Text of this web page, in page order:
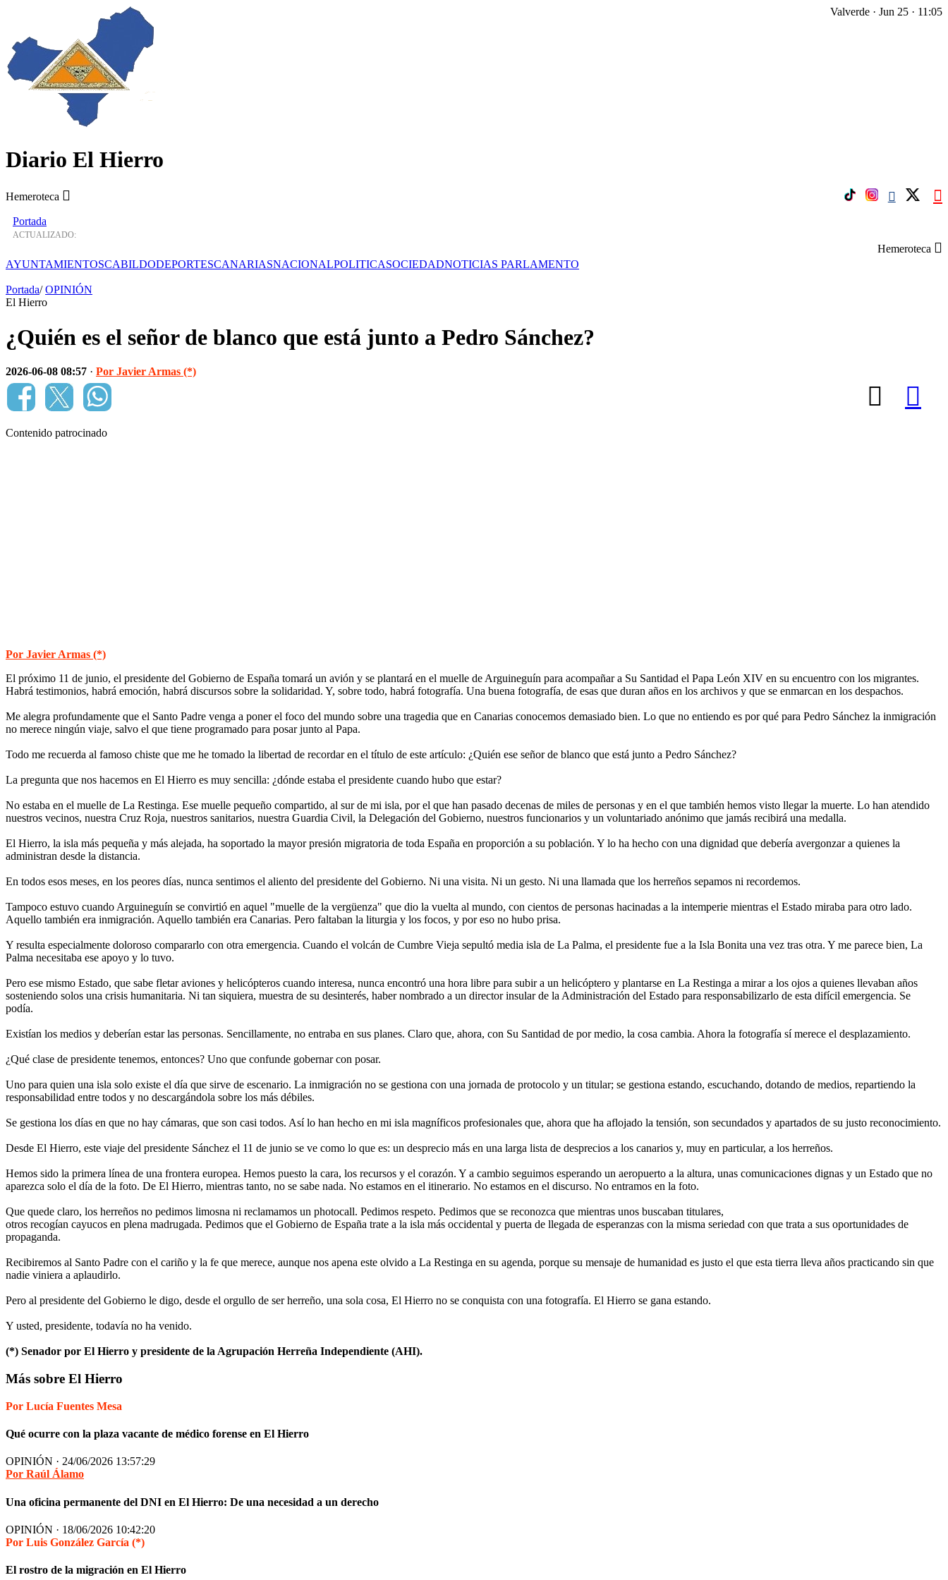
Diario El Hierro
Hemeroteca
Valverde · Jun 25 · 11:05
Portada
ACTUALIZADO:
Hemeroteca
AYUNTAMIENTOSCABILDODEPORTESCANARIASNACIONALPOLITICASOCIEDADNOTICIAS PARLAMENTO
Portada/ OPINIÓN
El Hierro
¿Quién es el señor de blanco que está junto a Pedro Sánchez?
2026-06-08 08:57 · Por Javier Armas (*)
Contenido patrocinado
Por Javier Armas (*)
El próximo 11 de junio, el presidente del Gobierno de España tomará un avión y se plantará en el muelle de Arguineguín para acompañar a Su Santidad el Papa León XIV en su encuentro con los migrantes.
Habrá testimonios, habrá emoción, habrá discursos sobre la solidaridad. Y, sobre todo, habrá fotografía. Una buena fotografía, de esas que duran años en los archivos y que se enmarcan en los despachos.
Me alegra profundamente que el Santo Padre venga a poner el foco del mundo sobre una tragedia que en Canarias conocemos demasiado bien. Lo que no entiendo es por qué para Pedro Sánchez la inmigración
no merece ningún viaje, salvo el que tiene programado para posar junto al Papa.
Todo me recuerda al famoso chiste que me he tomado la libertad de recordar en el título de este artículo: ¿Quién ese señor de blanco que está junto a Pedro Sánchez?
La pregunta que nos hacemos en El Hierro es muy sencilla: ¿dónde estaba el presidente cuando hubo que estar?
No estaba en el muelle de La Restinga. Ese muelle pequeño compartido, al sur de mi isla, por el que han pasado decenas de miles de personas y en el que también hemos visto llegar la muerte. Lo han atendido
nuestros vecinos, nuestra Cruz Roja, nuestros sanitarios, nuestra Guardia Civil, la Delegación del Gobierno, nuestros funcionarios y un voluntariado anónimo que jamás recibirá una medalla.
El Hierro, la isla más pequeña y más alejada, ha soportado la mayor presión migratoria de toda España en proporción a su población. Y lo ha hecho con una dignidad que debería avergonzar a quienes la
administran desde la distancia.
En todos esos meses, en los peores días, nunca sentimos el aliento del presidente del Gobierno. Ni una visita. Ni un gesto. Ni una llamada que los herreños sepamos ni recordemos.
Tampoco estuvo cuando Arguineguín se convirtió en aquel "muelle de la vergüenza" que dio la vuelta al mundo, con cientos de personas hacinadas a la intemperie mientras el Estado miraba para otro lado.
Aquello también era inmigración. Aquello también era Canarias. Pero faltaban la liturgia y los focos, y por eso no hubo prisa.
Y resulta especialmente doloroso compararlo con otra emergencia. Cuando el volcán de Cumbre Vieja sepultó media isla de La Palma, el presidente fue a la Isla Bonita una vez tras otra. Y me parece bien, La
Palma necesitaba ese apoyo y lo tuvo.
Pero ese mismo Estado, que sabe fletar aviones y helicópteros cuando interesa, nunca encontró una hora libre para subir a un helicóptero y plantarse en La Restinga a mirar a los ojos a quienes llevaban años
sosteniendo solos una crisis humanitaria. Ni tan siquiera, muestra de su desinterés, haber nombrado a un director insular de la Administración del Estado para responsabilizarlo de esta difícil emergencia. Se
podía.
Existían los medios y deberían estar las personas. Sencillamente, no entraba en sus planes. Claro que, ahora, con Su Santidad de por medio, la cosa cambia. Ahora la fotografía sí merece el desplazamiento.
¿Qué clase de presidente tenemos, entonces? Uno que confunde gobernar con posar.
Uno para quien una isla solo existe el día que sirve de escenario. La inmigración no se gestiona con una jornada de protocolo y un titular; se gestiona estando, escuchando, dotando de medios, repartiendo la
responsabilidad entre todos y no descargándola sobre los más débiles.
Se gestiona los días en que no hay cámaras, que son casi todos. Así lo han hecho en mi isla magníficos profesionales que, ahora que ha aflojado la tensión, son secundados y apartados de su justo reconocimiento.
Desde El Hierro, este viaje del presidente Sánchez el 11 de junio se ve como lo que es: un desprecio más en una larga lista de desprecios a los canarios y, muy en particular, a los herreños.
Hemos sido la primera línea de una frontera europea. Hemos puesto la cara, los recursos y el corazón. Y a cambio seguimos esperando un aeropuerto a la altura, unas comunicaciones dignas y un Estado que no
aparezca solo el día de la foto. De El Hierro, mientras tanto, no se sabe nada. No estamos en el itinerario. No estamos en el discurso. No entramos en la foto.
Que quede claro, los herreños no pedimos limosna ni reclamamos un photocall. Pedimos respeto. Pedimos que se reconozca que mientras unos buscaban titulares,
otros recogían cayucos en plena madrugada. Pedimos que el Gobierno de España trate a la isla más occidental y puerta de llegada de esperanzas con la misma seriedad con que trata a sus oportunidades de
propaganda.
Recibiremos al Santo Padre con el cariño y la fe que merece, aunque nos apena este olvido a La Restinga en su agenda, porque su mensaje de humanidad es justo el que esta tierra lleva años practicando sin que
nadie viniera a aplaudirlo.
Pero al presidente del Gobierno le digo, desde el orgullo de ser herreño, una sola cosa, El Hierro no se conquista con una fotografía. El Hierro se gana estando.
Y usted, presidente, todavía no ha venido.
(*) Senador por El Hierro y presidente de la Agrupación Herreña Independiente (AHI).
Más sobre El Hierro
Por Lucía Fuentes Mesa
Qué ocurre con la plaza vacante de médico forense en El Hierro
OPINIÓN · 24/06/2026 13:57:29
Por Raúl Álamo
Una oficina permanente del DNI en El Hierro: De una necesidad a un derecho
OPINIÓN · 18/06/2026 10:42:20
Por Luis González García (*)
El rostro de la migración en El Hierro